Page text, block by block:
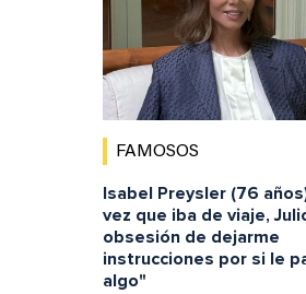
FAMOSOS
Isabel Preysler (76
vez que iba de viaje,
obsesión de dejarme
instrucciones por si le
algo"